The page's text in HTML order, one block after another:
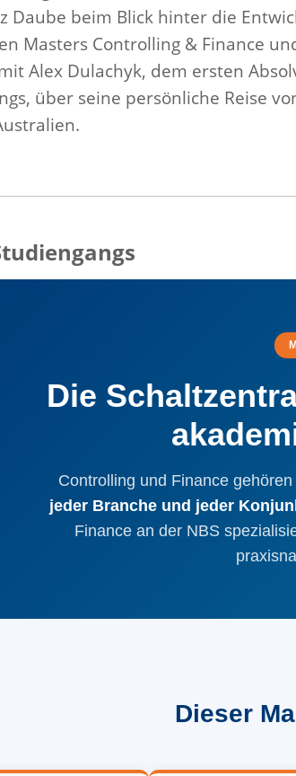
Daube beim Blick hinter die
Masters Controlling & Finance
Alex Dulachyk, dem ersten
über seine persönliche Reise
Die
Controlling und Finance
jeder Branche und jeder
Finance an der NBS
Dieser